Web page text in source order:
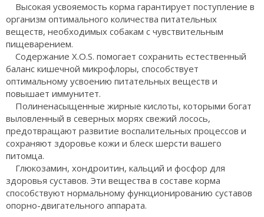
Высокая усвояемость корма гарантирует поступление в
организм оптимального количества питательных
веществ, необходимых собакам с чувствительным
пищеварением.
Содержание X.O.S. помогает сохранить естественный
баланс кишечной микрофлоры, способствует
оптимальному усвоению питательных веществ и
повышает иммунитет.
Полиненасыщенные жирные кислоты, которыми богат
выловленный в северных морях свежий лосось,
предотвращают развитие воспалительных процессов и
сохраняют здоровье кожи и блеск шерсти вашего
питомца.
Глюкозамин, хондроитин, кальций и фосфор для
здоровья суставов. Эти вещества в составе корма
способствуют нормальному функционированию суставов
опорно-двигательного аппарата.